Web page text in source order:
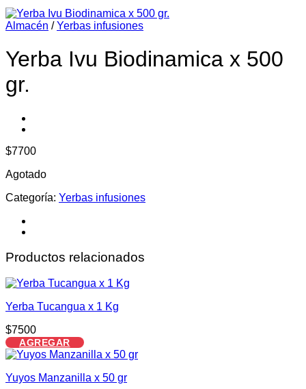
Almacén / Yerbas infusiones
Yerba Ivu Biodinamica x 500
gr.
$7700
Agotado
Categoría: Yerbas infusiones
Productos relacionados
Yerba Tucangua x 1 Kg
$7500
AGREGAR
Yuyos Manzanilla x 50 gr